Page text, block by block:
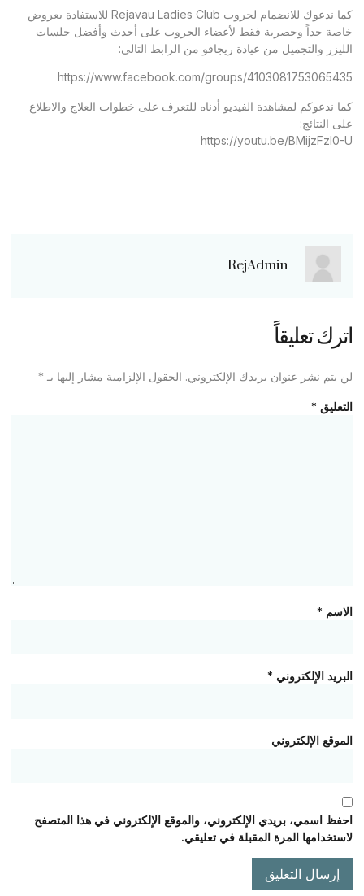
كما ندعوك للانضمام لجروب Rejavau Ladies Club للاستفادة بعروض
خاصة جداً وحصرية فقط لأعضاء الجروب على أحدث وأفضل جلسات
الليزر والتجميل من عيادة ريجافو من الرابط التالي:
https://www.facebook.com/groups/4103081753065435
كما ندعوكم لمشاهدة الفيديو أدناه للتعرف على خطوات العلاج والاطلاع
على النتائج:
https://youtu.be/BMijzFzl0-U
RejAdmin
اترك تعليقاً
لن يتم نشر عنوان بريدك الإلكتروني. الحقول الإلزامية مشار إليها بـ *
التعليق *
الاسم *
البريد الإلكتروني *
الموقع الإلكتروني
احفظ اسمي، بريدي الإلكتروني، والموقع الإلكتروني في هذا المتصفح
لاستخدامها المرة المقبلة في تعليقي.